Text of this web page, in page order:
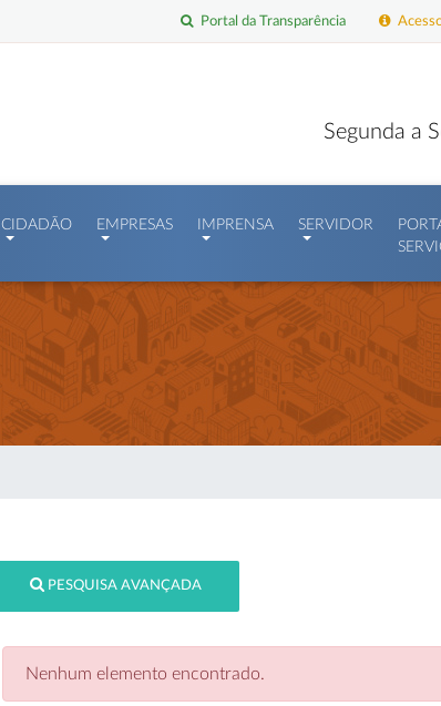
Portal da Transparência
Segunda a
CIDADÃO EMPRESAS IMPRENSA SERVIDOR
PESQUISA AVANÇADA
Nenhum elemento encontrado.